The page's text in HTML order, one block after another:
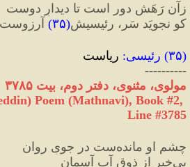
زآن رَهَش دور است تا دیدارِ دوست
کو نجویَد سَر، رئیسیش(۳۵) آرزوست
(۳۵) رئیسی: ریاست
----------
مولوی، مثنوی، دفتر دوم، بیت ۳۷۸۵
Poem (Mathnavi), Book #2,
Line #3785
چشمِ او مانده‌ست در جویِ روان
بی‌‌خبر از ذوقِ آبِ آسمان